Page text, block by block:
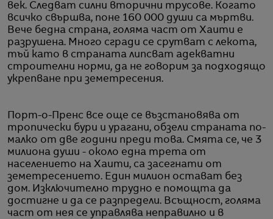
век. Следват силни вторични трусове. Когато
всичко свършва, поне 160 000 души са мъртви.
Вече бедна страна, голяма част от Хаити е
разрушена. Много сгради се срутват с лекота,
тъй като в страната липсват адекватни
строителни норми, да не говорим за подходящо
укрепване при земетресения.
Порт-о-Пренс все още се възстановява от
тропически бури и урагани, обзели страната по-
малко от две години преди това. Смята се, че 3
милиона души - около една трета от
населението на Хаити, са засегнати от
земетресението. Един милион остават без
дом. Изключително трудно е помощта да
достигне и да се разпредели. Всъщност, голяма
част от нея се управлява неправилно и в